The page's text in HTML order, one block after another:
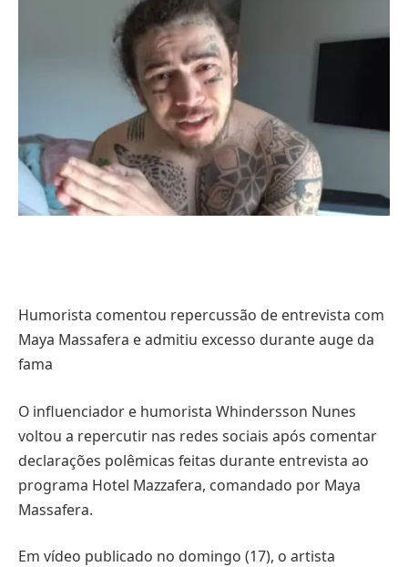
Humorista comentou repercussão de entrevista com
Maya Massafera e admitiu excesso durante auge da
fama
O influenciador e humorista Whindersson Nunes
voltou a repercutir nas redes sociais após comentar
declarações polêmicas feitas durante entrevista ao
programa Hotel Mazzafera, comandado por Maya
Massafera.
Em vídeo publicado no domingo (17), o artista